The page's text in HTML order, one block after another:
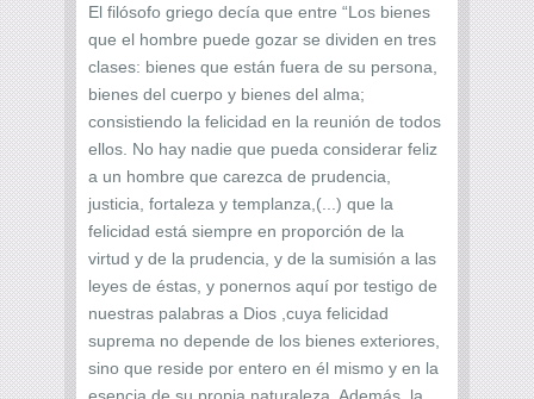
El filósofo griego decía que entre “Los bienes
que el hombre puede gozar se dividen en tres
clases: bienes que están fuera de su persona,
bienes del cuerpo y bienes del alma;
consistiendo la felicidad en la reunión de todos
ellos. No hay nadie que pueda considerar feliz
a un hombre que carezca de prudencia,
justicia, fortaleza y templanza,(...) que la
felicidad está siempre en proporción de la
virtud y de la prudencia, y de la sumisión a las
leyes de éstas, y ponernos aquí por testigo de
nuestras palabras a Dios ,cuya felicidad
suprema no depende de los bienes exteriores,
sino que reside por entero en él mismo y en la
esencia de su propia naturaleza. Además ,la